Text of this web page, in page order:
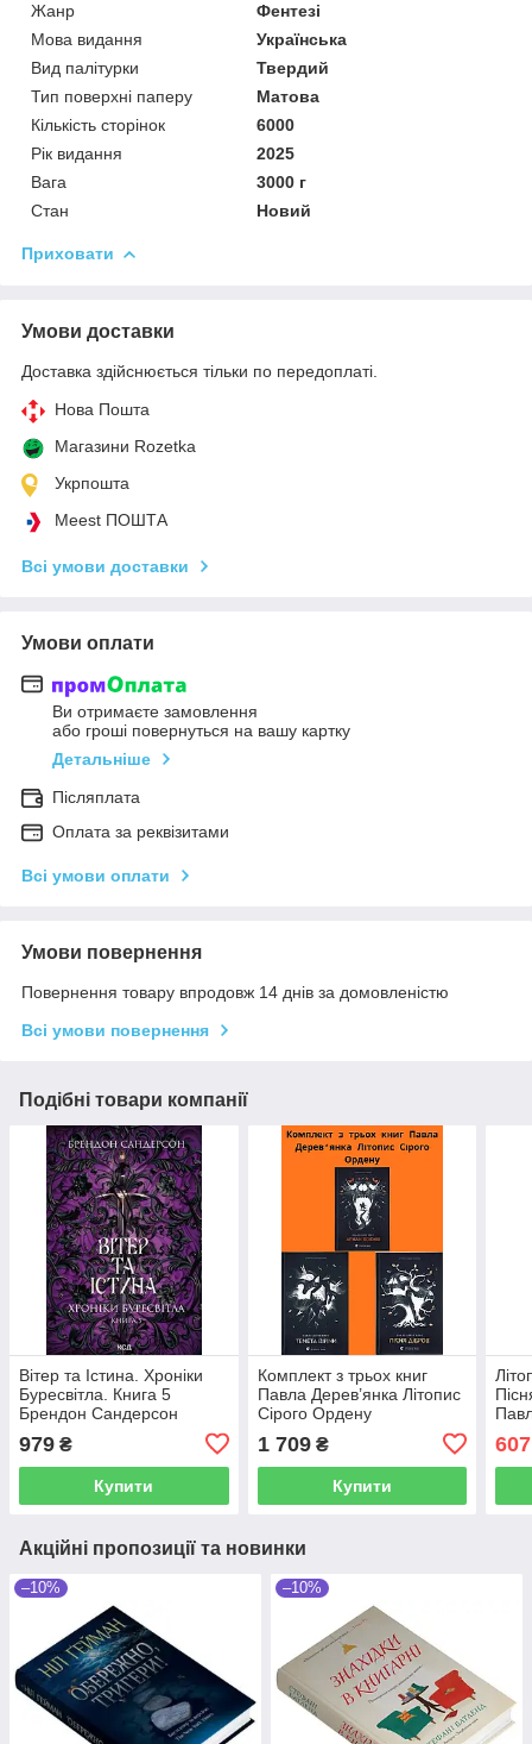
Жанр
Фентезі
Мова видання
Українська
Вид палітурки
Твердий
Тип поверхні паперу
Матова
Кількість сторінок
6000
Рік видання
2025
Вага
3000 г
Стан
Новий
Приховати
Умови доставки
Доставка здійснюється тільки по передоплаті.
Нова Пошта
Магазини Rozetka
Укрпошта
Meest ПОШТА
Всі умови доставки
Умови оплати
Ви отримаєте замовлення
або гроші повернуться на вашу картку
Детальніше
Післяплата
Оплата за реквізитами
Всі умови оплати
Умови повернення
Повернення товару впродовж 14 днів за домовленістю
Всі умови повернення
Подібні товари компанії
Вітер та Істина. Хроніки
Буресвітла. Книга 5
Брендон Сандерсон
979 ₴
Купити
Комплект з трьох книг
Павла Дерев’янка Літопис
Сірого Ордену
1 709₴
Купити
Акційні пропозиції та новинки
–10% –10%